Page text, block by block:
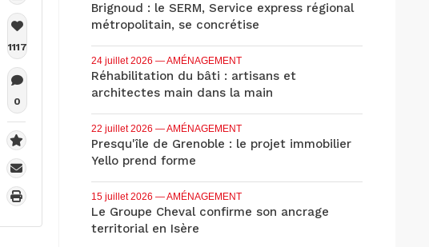
1117
0
Brignoud : le SERM, Service express régional
métropolitain, se concrétise
24 juillet 2026 — AMÉNAGEMENT
Réhabilitation du bâti : artisans et
architectes main dans la main
22 juillet 2026 — AMÉNAGEMENT
Presqu'île de Grenoble : le projet immobilier
Yello prend forme
15 juillet 2026 — AMÉNAGEMENT
Le Groupe Cheval confirme son ancrage
territorial en Isère